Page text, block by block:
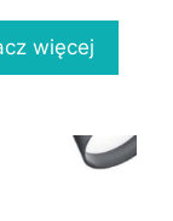
więcej